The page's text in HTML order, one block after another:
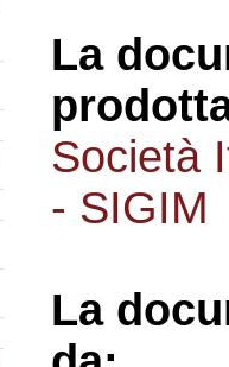
La
Società
- SIGIM
La